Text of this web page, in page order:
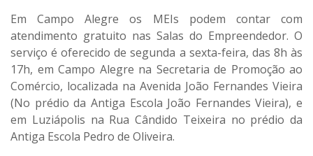
Em Campo Alegre os MEIs podem contar com
atendimento gratuito nas Salas do Empreendedor. O
serviço é oferecido de segunda a sexta-feira, das 8h às
17h, em Campo Alegre na Secretaria de Promoção ao
Comércio, localizada na Avenida João Fernandes Vieira
(No prédio da Antiga Escola João Fernandes Vieira), e
em Luziápolis na Rua Cândido Teixeira no prédio da
Antiga Escola Pedro de Oliveira.